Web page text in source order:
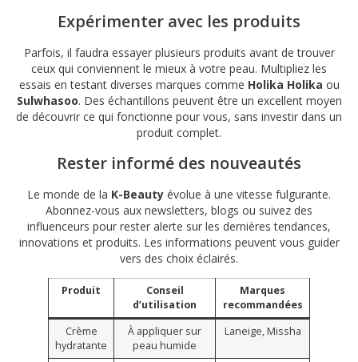
Expérimenter avec les produits
Parfois, il faudra essayer plusieurs produits avant de trouver
ceux qui conviennent le mieux à votre peau. Multipliez les
essais en testant diverses marques comme Holika Holika ou
Sulwhasoo. Des échantillons peuvent être un excellent moyen
de découvrir ce qui fonctionne pour vous, sans investir dans un
produit complet.
Rester informé des nouveautés
Le monde de la K-Beauty évolue à une vitesse fulgurante.
Abonnez-vous aux newsletters, blogs ou suivez des
influenceurs pour rester alerte sur les dernières tendances,
innovations et produits. Les informations peuvent vous guider
vers des choix éclairés.
Produit
Conseil
d’utilisation
Marques
recommandées
Crème
hydratante
À appliquer sur
peau humide
Laneige, Missha